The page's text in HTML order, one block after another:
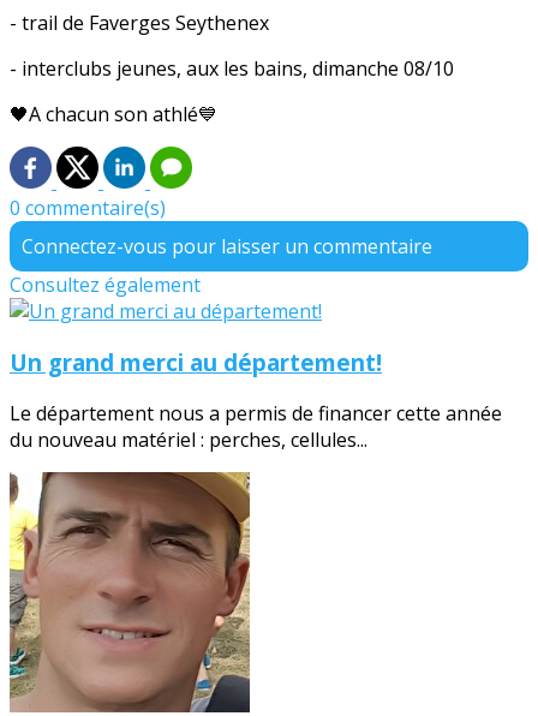
- trail de Faverges Seythenex
- interclubs jeunes, aux les bains, dimanche 08/10
🖤A chacun son athlé💙
0 commentaire(s)
Connectez-vous pour laisser un commentaire
Consultez également
Un grand merci au département!
Le département nous a permis de financer cette année
du nouveau matériel : perches, cellules...